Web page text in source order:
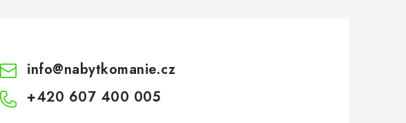
info@nabytkomanie.cz
+420 607 400 005